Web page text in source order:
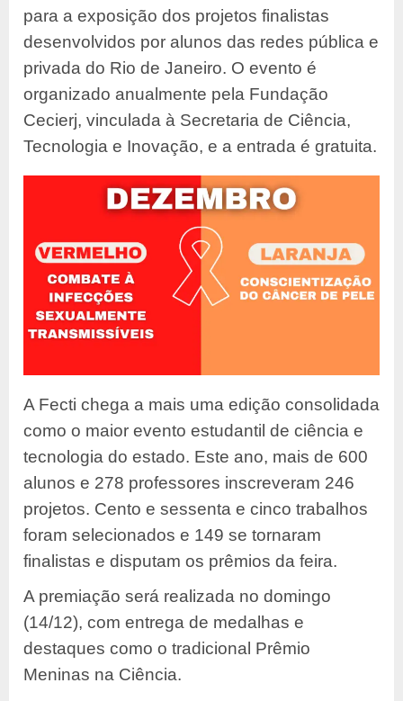
para a exposição dos projetos finalistas
desenvolvidos por alunos das redes pública e
privada do Rio de Janeiro. O evento é
organizado anualmente pela Fundação
Cecierj, vinculada à Secretaria de Ciência,
Tecnologia e Inovação, e a entrada é gratuita.
A Fecti chega a mais uma edição consolidada
como o maior evento estudantil de ciência e
tecnologia do estado. Este ano, mais de 600
alunos e 278 professores inscreveram 246
projetos. Cento e sessenta e cinco trabalhos
foram selecionados e 149 se tornaram
finalistas e disputam os prêmios da feira.
A premiação será realizada no domingo
(14/12), com entrega de medalhas e
destaques como o tradicional Prêmio
Meninas na Ciência.